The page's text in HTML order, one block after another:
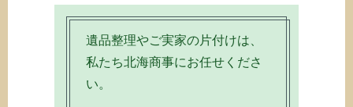
遺品整理やご実家の片付けは、
私たち北海商事にお任せくださ
い。